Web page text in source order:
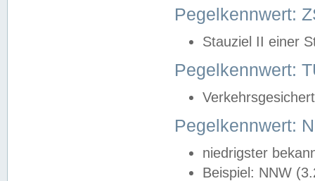
Pegelkennwert:
Stauziel II einer
Pegelkennwert:
Pegelkennwert:
niedrigster
Beispiel: NNW